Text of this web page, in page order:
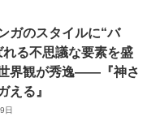
ガのスタイルに“バ
れる不思議な要素を盛
界観が秀逸――『神さ
える』
日